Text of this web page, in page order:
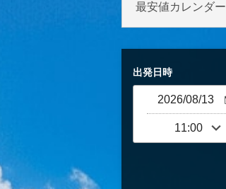
最安値カレンダー
出発日時